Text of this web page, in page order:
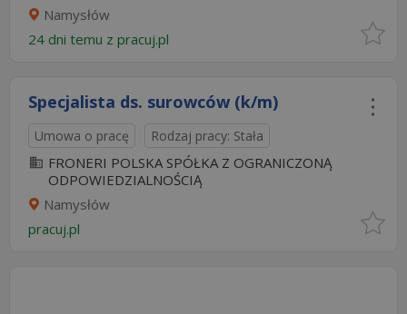
Namysłów
24 dni temu z pracuj.pl
Specjalista ds. surowców (k/m)
Umowa o pracę Rodzaj pracy: Stała
FRONERI POLSKA SPÓŁKA Z OGRANICZONĄ
ODPOWIEDZIALNOŚCIĄ
Namysłów
pracuj.pl